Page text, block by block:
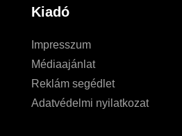
Kiadó
Impresszum
Médiaajánlat
Reklám segédlet
Adatvédelmi nyilatkozat